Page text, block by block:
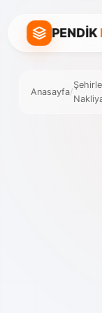
PENDİK
Anasayfa/